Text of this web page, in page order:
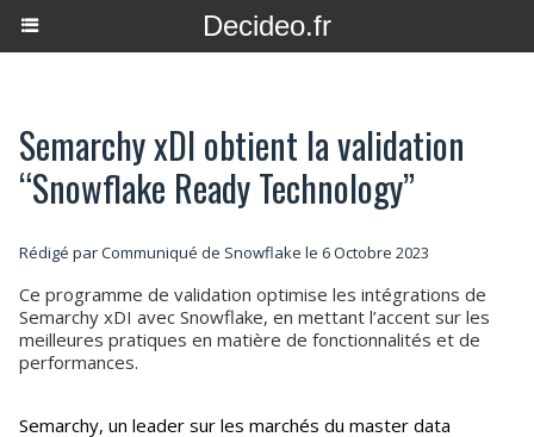
Decideo.fr
Semarchy xDI obtient la validation
“Snowflake Ready Technology”
Rédigé par Communiqué de Snowflake le 6 Octobre 2023
Ce programme de validation optimise les intégrations de
Semarchy xDI avec Snowflake, en mettant l’accent sur les
meilleures pratiques en matière de fonctionnalités et de
performances.
Semarchy, un leader sur les marchés du master data